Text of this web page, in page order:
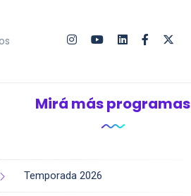
Mirá más programas
Temporada 2026